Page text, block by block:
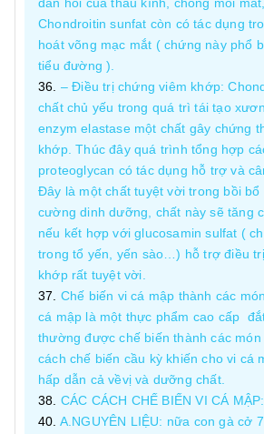
Chondroitin sunfat còn có tác dụng
hoát võng mạc mắt ( chứng này phổ
tiểu đường ).
– Điều trị chứng viêm khớp:
chất chủ yếu trong quá trì tái tạo
enzym elastase một chất gây chứng
khớp. Thúc đây quá trình tổng hợp
proteoglycan có tác dụng hỗ trợ và
Đây là một chất tuyệt vời trong bồi bổ
cường dinh dưỡng, chất này sẽ tăng
nếu kết hợp với glucosamin sulfat (
trong tổ yến, yến sào…) hỗ trợ điều
khớp rất tuyệt vời.
Chế biến vi cá mập thành các
cá mập là một thực phẩm cao cấp
thường được chế biến thành các món
cách chế biến cầu kỳ khiến cho vi cá
hấp dẫn cả vềvị và dưỡng chất.
CÁC CÁCH CHẾ BIẾN VI CÁ MẬP:
A.NGUYÊN LIỆU: nữa con gà cở